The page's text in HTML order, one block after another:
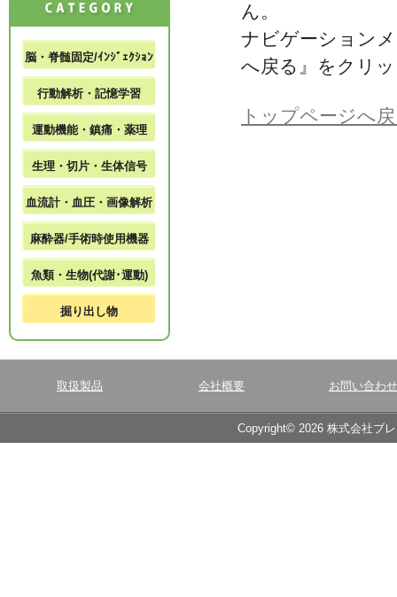
ん。
ナビゲーション
へ戻る』をクリ
トップページへ
脳・脊髄固定/ｲﾝｼﾞｪｸｼｮﾝ
行動解析・記憶学習
運動機能・鎮痛・薬理
生理・切片・生体信号
血流計・血圧・画像解析
麻酔器/手術時使用機器
魚類・生物(代謝･運動)
掘り出し物
取扱製品 会社概要 お問い合わせ
Copyright© 2026 株式会社ブ